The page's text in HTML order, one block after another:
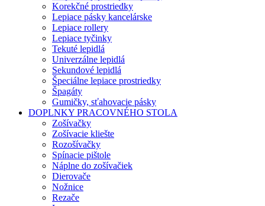
Korekčné prostriedky
Lepiace pásky kancelárske
Lepiace rollery
Lepiace tyčinky
Tekuté lepidlá
Univerzálne lepidlá
Sekundové lepidlá
Špeciálne lepiace prostriedky
Špagáty
Gumičky, sťahovacie pásky
DOPLNKY PRACOVNÉHO STOLA
Zošívačky
Zošívacie kliešte
Rozošívačky
Spínacie pištole
Náplne do zošívačiek
Dierovače
Nožnice
Rezače